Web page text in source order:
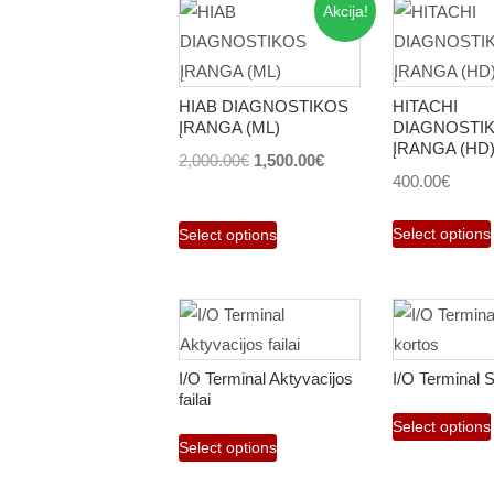
Akcija!
HIAB DIAGNOSTIKOS
ĮRANGA (ML)
2,000.00€ Original
was:
2,000.00€.
1,500.00€Current
1,500.00€.
Select options
HITACHI
ĮRANGA (HD)
400.00€
Select options
I/O Terminal Aktyvacijos
failai
Select options
I/O Terminal
Select options